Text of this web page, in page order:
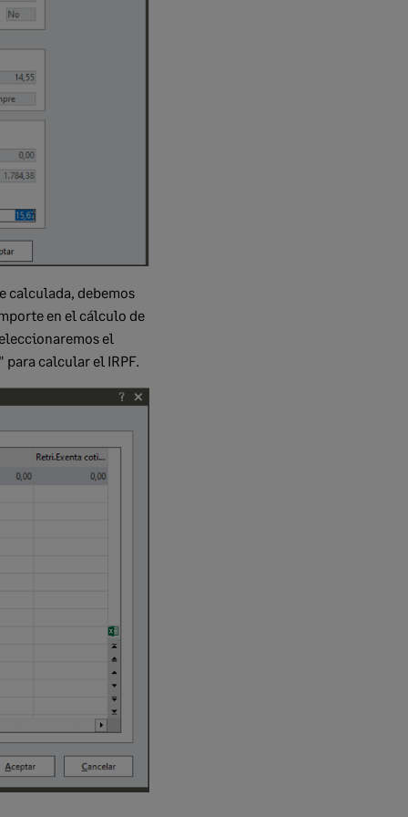
calculada, debemos
en el cálculo de
el
calcular el IRPF.